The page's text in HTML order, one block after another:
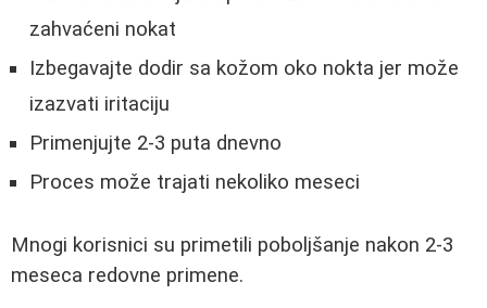
zahvaćeni nokat
Izbegavajte dodir sa kožom oko nokta jer može
izazvati iritaciju
Primenjujte 2-3 puta dnevno
Proces može trajati nekoliko meseci
Mnogi korisnici su primetili poboljšanje nakon 2-3
meseca redovne primene.